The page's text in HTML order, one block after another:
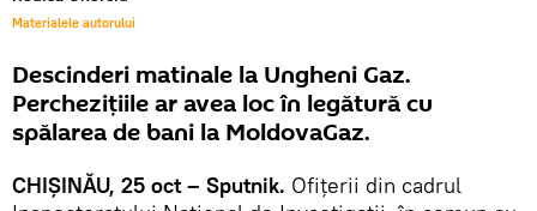
Materialele autorului
Descinderi matinale la Ungheni Gaz.
Perchezițiile ar avea loc în legătură cu
spălarea de bani la MoldovaGaz.
CHIȘINĂU, 25 oct – Sputnik. Ofițerii din cadrul